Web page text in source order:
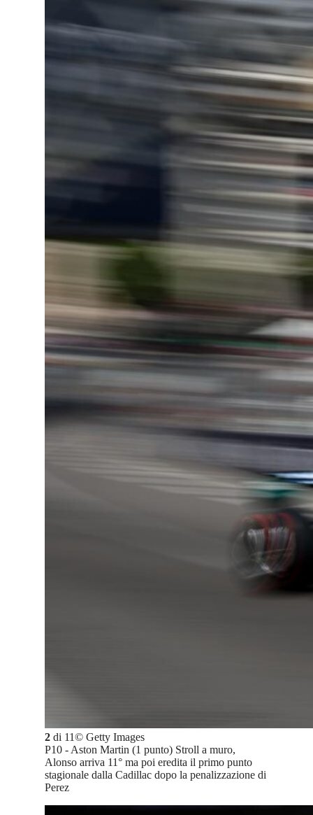
2 di 11© Getty Images
P10 - Aston Martin (1 punto) Stroll a muro,
Alonso arriva 11° ma poi eredita il primo punto
stagionale dalla Cadillac dopo la penalizzazione di
Perez